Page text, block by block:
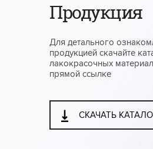
Продукция
Для детального
продукцией скачайте
лакокрасочных
прямой ссылке
СКАЧАТЬ